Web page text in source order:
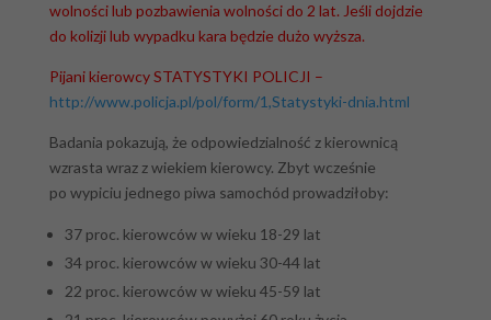
wolności lub pozbawienia wolności do 2 lat. Jeśli dojdzie
do kolizji lub wypadku kara będzie dużo wyższa.
Pijani kierowcy STATYSTYKI POLICJI –
http://www.policja.pl/pol/form/1,Statystyki-dnia.html
Badania pokazują, że odpowiedzialność z kierownicą
wzrasta wraz z wiekiem kierowcy. Zbyt wcześnie
po wypiciu jednego piwa samochód prowadziłoby:
37 proc. kierowców w wieku 18-29 lat
34 proc. kierowców w wieku 30-44 lat
22 proc. kierowców w wieku 45-59 lat